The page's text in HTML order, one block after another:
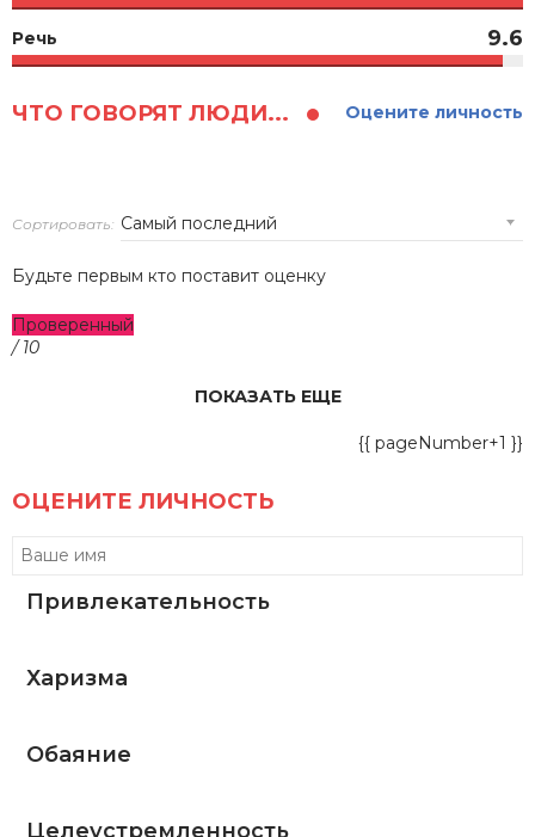
Речь 9.6
ЧТО ГОВОРЯТ ЛЮДИ... Оцените личность
Сортировать:
Будьте первым кто поставит оценку
Проверенный
/ 10
ПОКАЗАТЬ ЕЩЕ
{{ pageNumber+1 }}
ОЦЕНИТЕ ЛИЧНОСТЬ
Привлекательность
Харизма
Обаяние
Целеустремленность